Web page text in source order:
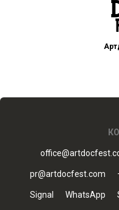
pr@artdocfest.com
Signal WhatsApp